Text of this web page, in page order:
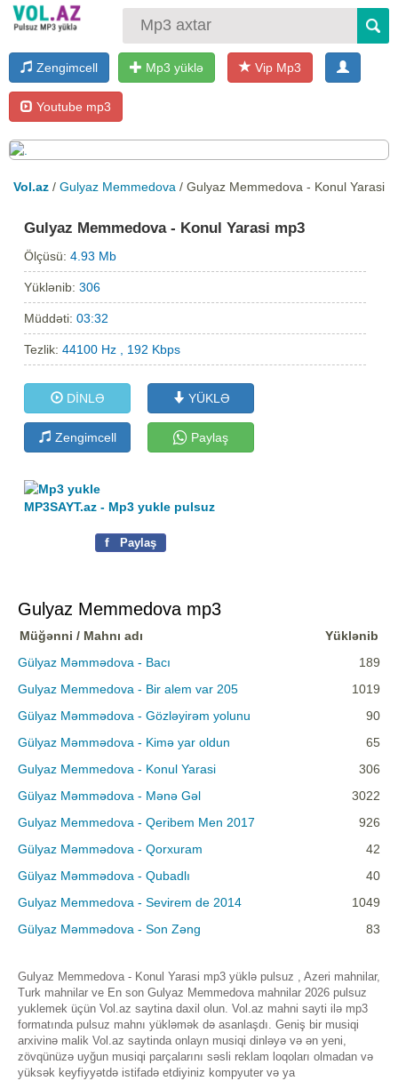
Zengimcell Mp3 yüklə Vip Mp3
Youtube mp3
Vol.az / Gulyaz Memmedova / Gulyaz Memmedova - Konul Yarasi
Gulyaz Memmedova - Konul Yarasi mp3
Ölçüsü:4.93 Mb
Yüklənib:306
Müddəti:03:32
Tezlik:44100 Hz , 192 Kbps
DİNLƏ YÜKLƏ
Zengimcell Paylaş
MP3SAYT.az - Mp3 yukle pulsuz
f Paylaş
Gulyaz Memmedova mp3
Müğənni / Mahnı adı
Yüklənib
Gülyaz Məmmədova - Bacı
189
Gulyaz Memmedova - Bir alem var 205
1019
Gülyaz Məmmədova - Gözləyirəm yolunu
90
Gülyaz Məmmədova - Kimə yar oldun
65
Gulyaz Memmedova - Konul Yarasi
306
Gülyaz Məmmədova - Mənə Gəl
3022
Gulyaz Memmedova - Qeribem Men 2017
926
Gülyaz Məmmədova - Qorxuram
42
Gülyaz Məmmədova - Qubadlı
40
Gulyaz Memmedova - Sevirem de 2014
1049
Gülyaz Məmmədova - Son Zəng
83
Gulyaz Memmedova - Konul Yarasi mp3 yüklə pulsuz , Azeri mahnilar,
Turk mahnilar ve En son Gulyaz Memmedova mahnilar 2026 pulsuz
yuklemek üçün Vol.az saytina daxil olun. Vol.az mahni sayti ilə mp3
formatında pulsuz mahnı yükləmək də asanlaşdı. Geniş bir musiqi
arxivinə malik Vol.az saytinda onlayn musiqi dinləyə və ən yeni,
zövqünüzə uyğun musiqi parçalarını səsli reklam loqoları olmadan və
yüksək keyfiyyətdə istifadə etdiyiniz kompyuter və ya